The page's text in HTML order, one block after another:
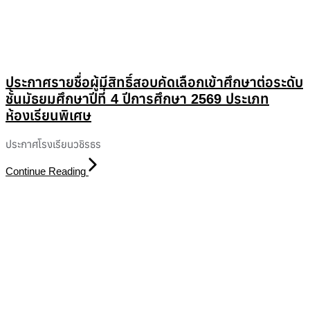
ประกาศรายชื่อผู้มีสิทธิ์สอบคัดเลือกเข้าศึกษาต่อระดับ
ชั้นมัธยมศึกษาปีที่ 4 ปีการศึกษา 2569 ประเภท
ห้องเรียนพิเศษ
ประกาศโรงเรียนวชิรธร
Continue Reading